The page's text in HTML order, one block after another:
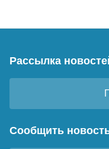
Рассылка
Сообщить